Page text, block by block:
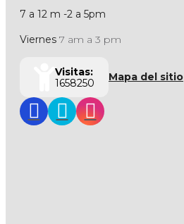
7 a 12 m -2 a 5pm
Viernes 7 am a 3 pm
Visitas:
1658250
Mapa del sitio